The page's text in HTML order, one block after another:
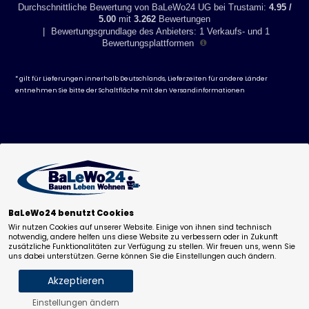
- +
inkl 19% MwSt. zzgl.Versand
Deutschlandweit versandkostenfrei!
Vorbestellung! Zuzüglich Versandzeiten.
in den Warenkorb
Durchschnittliche Bewertung von BaLeWo24 UG bei Trustami: 4.95 /
5.00 mit 3.262 Bewertungen
Bewertungsgrundlage des Anbieters: 1 Verkaufs- und 1
Bewertungsplattformen
* gilt für Lieferungen innerhalb Deutschlands, Lieferzeiten für andere Länder
entnehmen Sie bitte der Schaltfläche mit denVersandinformationen
BaLeWo24 benutzt Cookies
Wir nutzen Cookies auf unserer Website. Einige von ihnen sind technisch
notwendig, andere helfen uns diese Website zu verbessern oder in Zukunft
zusätzliche Funktionalitäten zur Verfügung zu stellen. Wir freuen uns, wenn Sie
uns dabei unterstützen. Gerne können Sie die Einstellungen auch ändern.
Akzeptieren
Einstellungen ändern